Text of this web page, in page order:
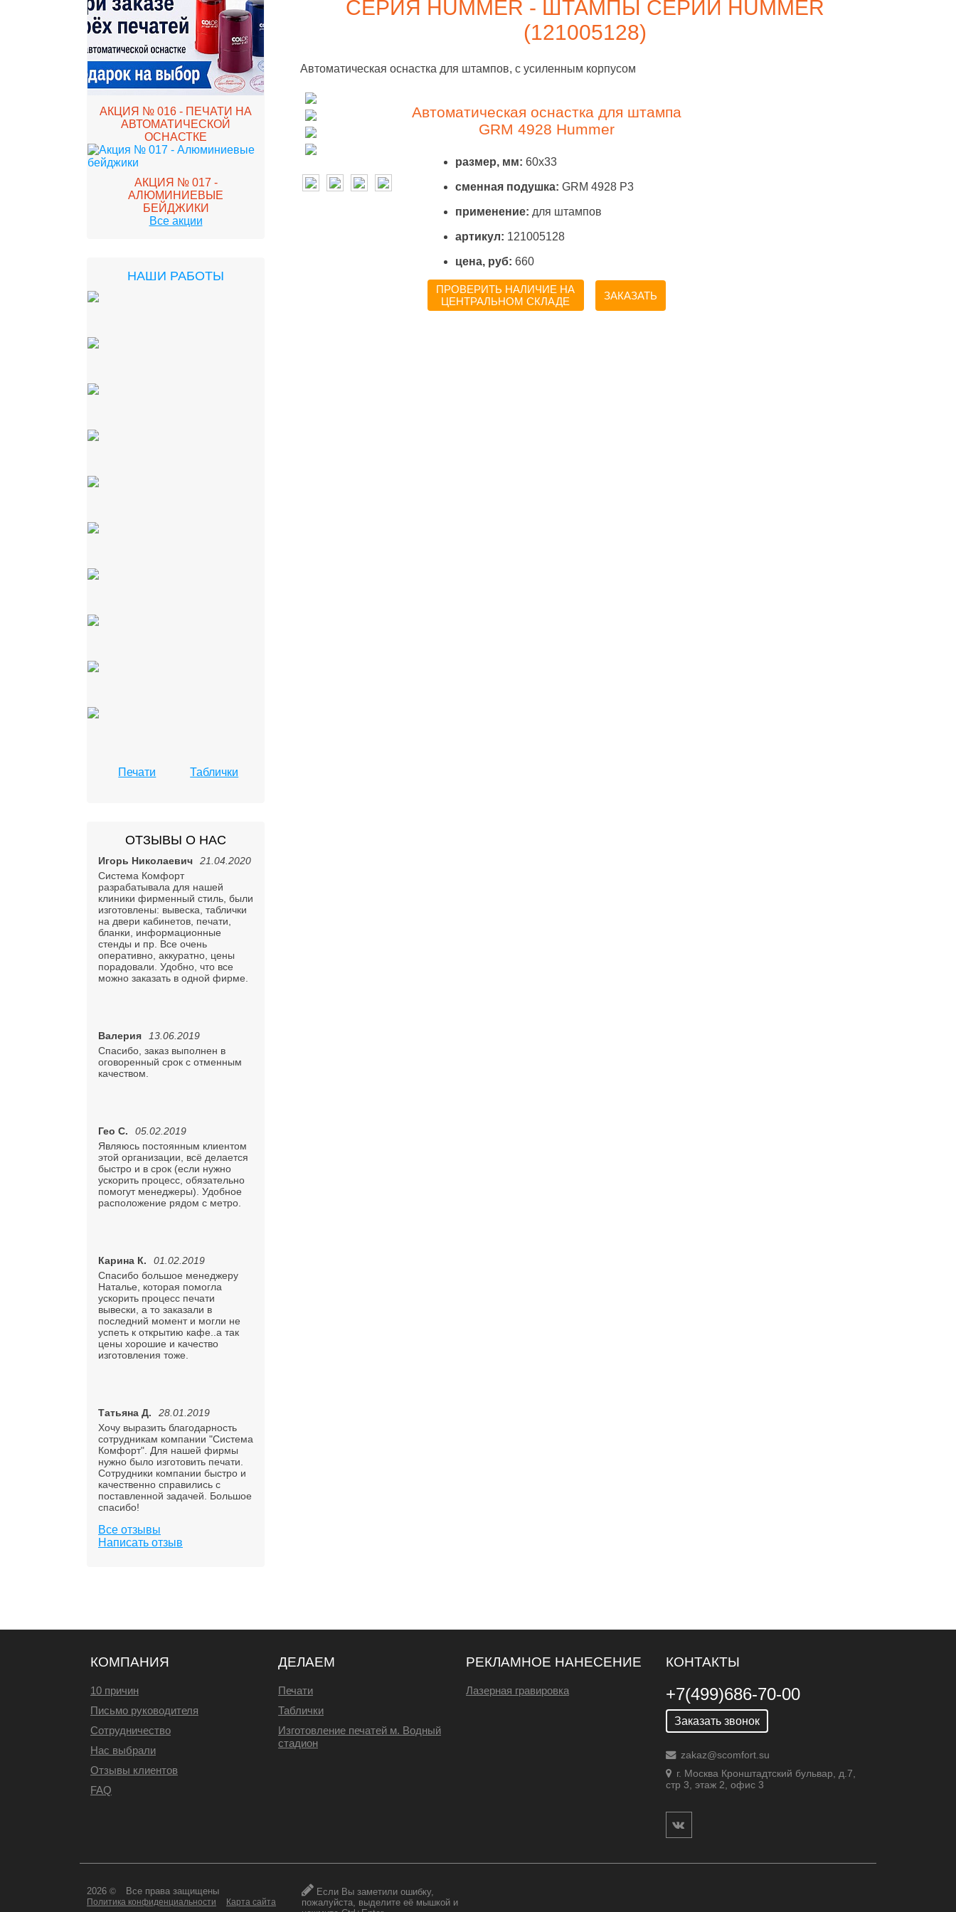
АКЦИЯ № 016 - ПЕЧАТИ НА
АВТОМАТИЧЕСКОЙ
ОСНАСТКЕ
АКЦИЯ № 017 -
АЛЮМИНИЕВЫЕ
БЕЙДЖИКИ
Все акции
НАШИ РАБОТЫ
Печати Таблички
ОТЗЫВЫ О НАС
Игорь Николаевич
21.04.2020
Система Комфорт
разрабатывала для нашей
клиники фирменный стиль, были
изготовлены: вывеска, таблички
на двери кабинетов, печати,
бланки, информационные
стенды и пр. Все очень
оперативно, аккуратно, цены
порадовали. Удобно, что все
можно заказать в одной фирме.
Валерия
13.06.2019
Спасибо, заказ выполнен в
оговоренный срок с отменным
качеством.
Гео С.
05.02.2019
Являюсь постоянным клиентом
этой организации, всё делается
быстро и в срок (если нужно
ускорить процесс, обязательно
помогут менеджеры). Удобное
расположение рядом с метро.
Карина К.
01.02.2019
Спасибо большое менеджеру
Наталье, которая помогла
ускорить процесс печати
вывески, а то заказали в
последний момент и могли не
успеть к открытию кафе..а так
цены хорошие и качество
изготовления тоже.
Татьяна Д.
28.01.2019
Хочу выразить благодарность
сотрудникам компании "Система
Комфорт". Для нашей фирмы
нужно было изготовить печати.
Сотрудники компании быстро и
качественно справились с
поставленной задачей. Большое
спасибо!
Все отзывы
Написать отзыв
СЕРИЯ HUMMER - ШТАМПЫ СЕРИИ HUMMER
(121005128)
Автоматическая оснастка для штампов, с усиленным корпусом
Автоматическая оснастка для штампа
GRM 4928 Hummer
размер, мм: 60x33
сменная подушка: GRM 4928 P3
применение: для штампов
артикул: 121005128
цена, руб: 660
ПРОВЕРИТЬ НАЛИЧИЕ НА
ЦЕНТРАЛЬНОМ СКЛАДЕ
ЗАКАЗАТЬ
КОНТАКТЫ
+7(499)686-70-00
Заказать звонок
zakaz@scomfort.su
г. Москва Кронштадтский бульвар, д.7,
стр 3, этаж 2, офис 3
КОМПАНИЯ
10 причин
Письмо руководителя
Сотрудничество
Нас выбрали
Отзывы клиентов
FAQ
ДЕЛАЕМ
Печати
Таблички
Изготовление печатей м. Водный
стадион
РЕКЛАМНОЕ НАНЕСЕНИЕ
Лазерная гравировка
2026 © Все права защищены
Политика конфиденциальности Карта сайта
Если Вы заметили ошибку,
пожалуйста, выделите её мышкой и